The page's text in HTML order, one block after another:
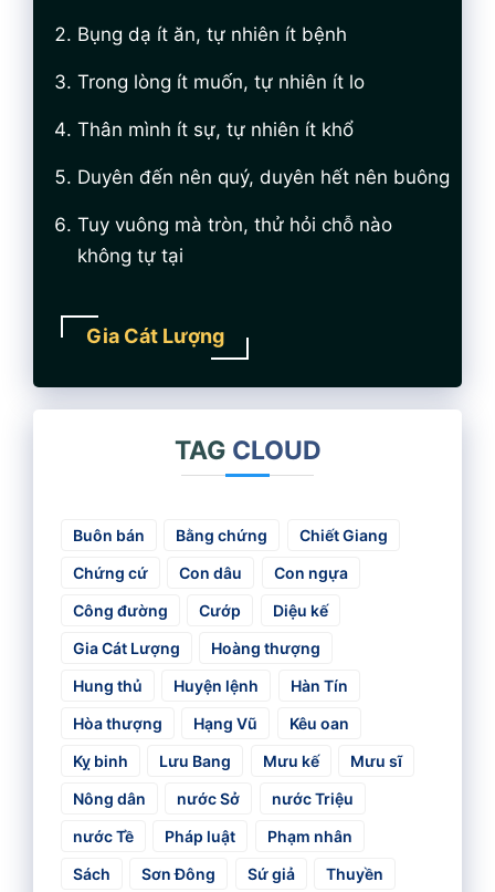
Bụng dạ ít ăn, tự nhiên ít bệnh
Trong lòng ít muốn, tự nhiên ít lo
Thân mình ít sự, tự nhiên ít khổ
Duyên đến nên quý, duyên hết nên buông
Tuy vuông mà tròn, thử hỏi chỗ nào
không tự tại
Gia Cát Lượng
TAG CLOUD
Buôn bán Bằng chứng
Chiết Giang
Chứng cứ
Con dâu
Con ngựa
Công đường
Cướp
Diệu kế
Gia Cát Lượng
Hoàng thượng
Hung thủ
Huyện lệnh
Hàn Tín
Hòa thượng
Hạng Vũ
Kêu oan
Kỵ binh
Lưu Bang Mưu kế
Mưu sĩ
Nông dân
nước Sở
nước Triệu
nước Tề
Pháp luật
Phạm nhân
Sách
Sơn Đông Sứ giả
Thuyền